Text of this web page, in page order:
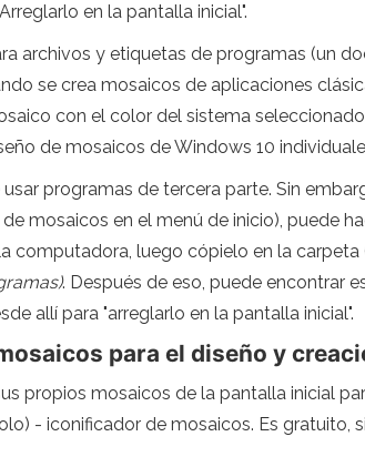
en la pantalla inicial".
archivos y etiquetas de programas (un
se crea mosaicos de aplicaciones
con el color del sistema
de mosaicos de Windows 10
programas de tercera parte. Sin
mosaicos en el menú de inicio), puede
computadora, luego cópielo en la carpeta
. Después de eso, puede encontrar
allí para "arreglarlo en la pantalla inicial".
para el diseño y
propios mosaicos de la pantalla inicial
- iconificador de mosaicos. Es